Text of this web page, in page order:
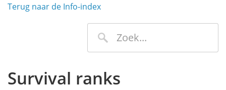
Terug naar de Info-index
Survival ranks